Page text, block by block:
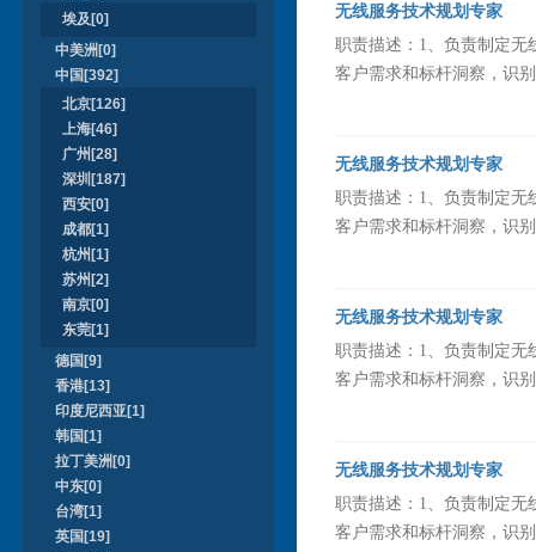
埃及[0]
中美洲[0]
中国[392]
北京[126]
上海[46]
广州[28]
深圳[187]
西安[0]
成都[1]
杭州[1]
苏州[2]
南京[0]
东莞[1]
德国[9]
香港[13]
印度尼西亚[1]
韩国[1]
拉丁美洲[0]
中东[0]
台湾[1]
英国[19]
无线服务技术规划专家
职责描述：1、负责制定无
客户需求和标杆洞察，识
无线服务技术规划专家
职责描述：1、负责制定无
客户需求和标杆洞察，识
无线服务技术规划专家
职责描述：1、负责制定无
客户需求和标杆洞察，识
无线服务技术规划专家
职责描述：1、负责制定无
客户需求和标杆洞察，识